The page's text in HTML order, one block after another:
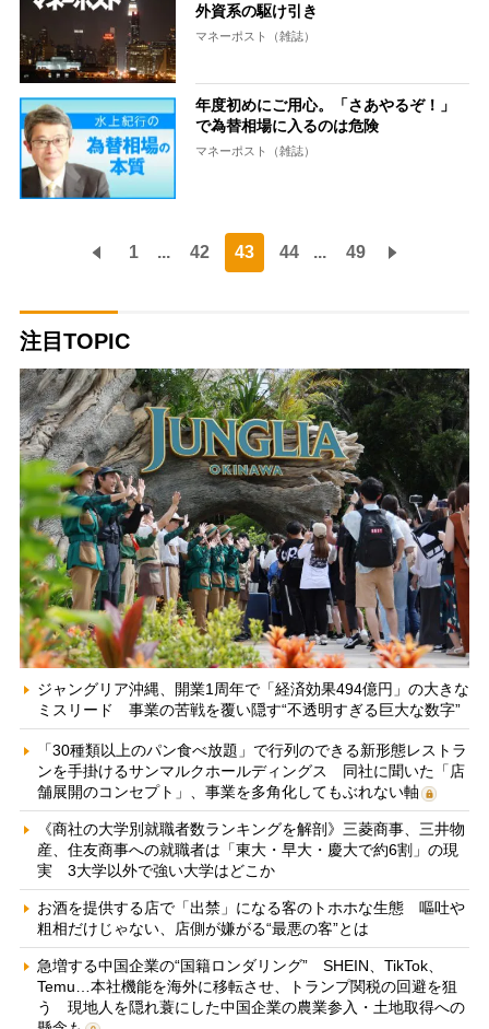
外資系の駆け引き
マネーポスト（雑誌）
年度初めにご用心。「さあやるぞ！」
で為替相場に入るのは危険
マネーポスト（雑誌）
1 ... 42 43 44 ... 49
注目TOPIC
ジャングリア沖縄、開業1周年で「経済効果494億円」の大きな
ミスリード 事業の苦戦を覆い隠す“不透明すぎる巨大な数字”
「30種類以上のパン食べ放題」で行列のできる新形態レストラ
ンを手掛けるサンマルクホールディングス 同社に聞いた「店
舗展開のコンセプト」、事業を多角化してもぶれない軸
《商社の大学別就職者数ランキングを解剖》三菱商事、三井物
産、住友商事への就職者は「東大・早大・慶大で約6割」の現
実 3大学以外で強い大学はどこか
お酒を提供する店で「出禁」になる客のトホホな生態 嘔吐や
粗相だけじゃない、店側が嫌がる“最悪の客”とは
急増する中国企業の“国籍ロンダリング” SHEIN、TikTok、
Temu…本社機能を海外に移転させ、トランプ関税の回避を狙
う 現地人を隠れ蓑にした中国企業の農業参入・土地取得への